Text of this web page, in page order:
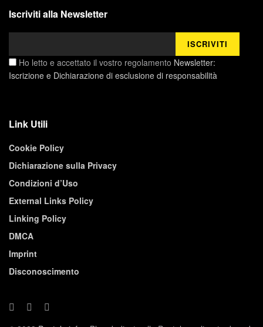
Iscriviti alla Newsletter
Ho letto e accettato il vostro regolamento Newsletter:
Iscrizione e Dichiarazione di esclusione di responsabilità
Link Utili
Cookie Policy
Dichiarazione sulla Privacy
Condizioni d’Uso
External Links Policy
Linking Policy
DMCA
Imprint
Disconoscimento